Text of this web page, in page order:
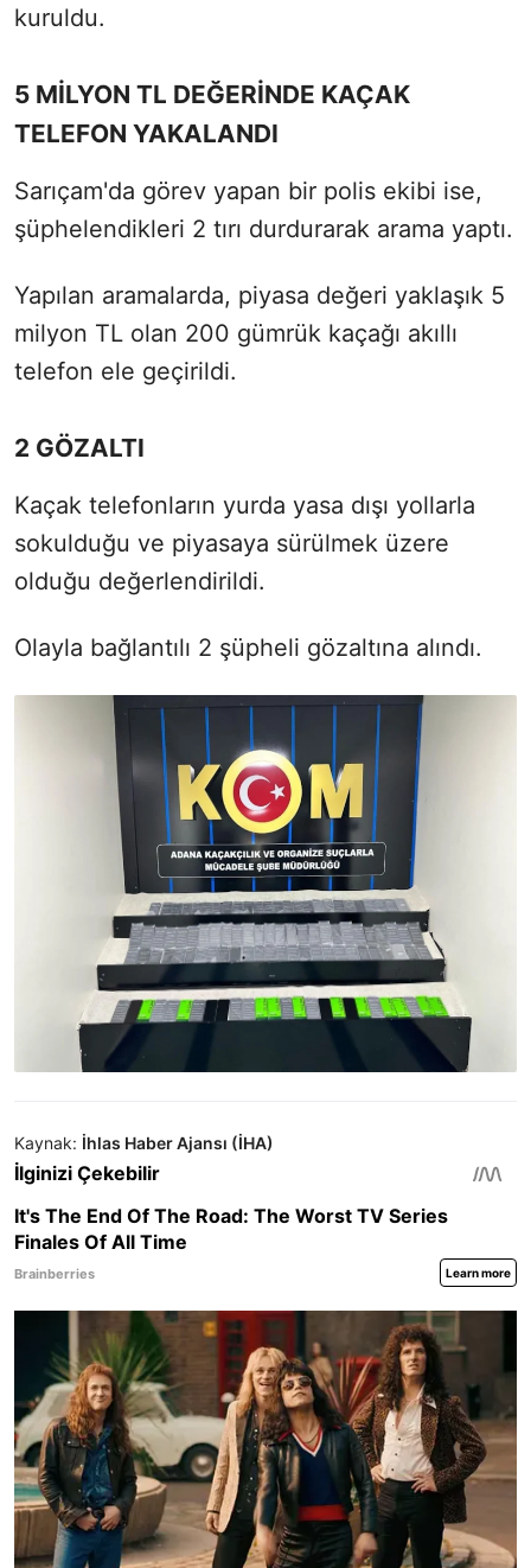
kuruldu.
5 MİLYON TL DEĞERİNDE KAÇAK
TELEFON YAKALANDI
Sarıçam'da görev yapan bir polis ekibi ise,
şüphelendikleri 2 tırı durdurarak arama yaptı.
Yapılan aramalarda, piyasa değeri yaklaşık 5
milyon TL olan 200 gümrük kaçağı akıllı
telefon ele geçirildi.
2 GÖZALTI
Kaçak telefonların yurda yasa dışı yollarla
sokulduğu ve piyasaya sürülmek üzere
olduğu değerlendirildi.
Olayla bağlantılı 2 şüpheli gözaltına alındı.
Kaynak: İhlas Haber Ajansı (İHA)